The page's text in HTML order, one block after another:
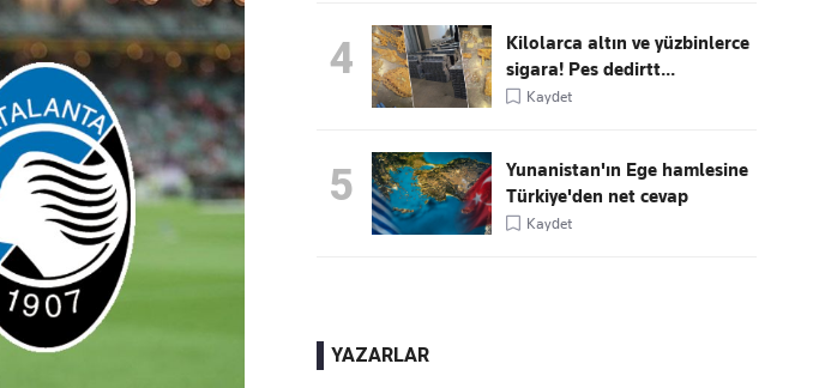
4
Kilolarca altın ve yüzbinlerce
sigara! Pes dedirtt...
Kaydet
5
Yunanistan'ın Ege hamlesine
Türkiye'den net cevap
Kaydet
YAZARLAR